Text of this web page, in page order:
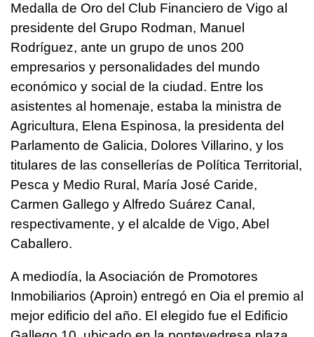
Medalla de Oro del Club Financiero de Vigo al
presidente del Grupo Rodman, Manuel
Rodríguez, ante un grupo de unos 200
empresarios y personalidades del mundo
económico y social de la ciudad. Entre los
asistentes al homenaje, estaba la ministra de
Agricultura, Elena Espinosa, la presidenta del
Parlamento de Galicia, Dolores Villarino, y los
titulares de las consellerías de Política Territorial,
Pesca y Medio Rural, María José Caride,
Carmen Gallego y Alfredo Suárez Canal,
respectivamente, y el alcalde de Vigo, Abel
Caballero.
A mediodía, la Asociación de Promotores
Inmobiliarios (Aproin) entregó en Oia el premio al
mejor edificio del año. El elegido fue el Edificio